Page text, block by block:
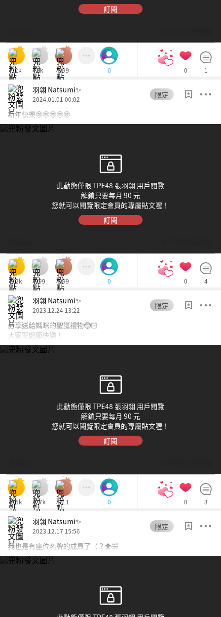
訂閱
12k 2k 999 0 0 1
羽翎 Natsumi✨
2024.01.01 00:02
限定
新年快樂🤩🤩🤩🤩🤩
此動態僅限 TPE48 張羽翎 用戶閱覽
解鎖只要每月 90 元
您就可以閱覽限定會員的專屬貼文喔！
訂閱
5.2k 999 999 0 0 4
羽翎 Natsumi✨
2023.12.24 13:22
限定
分享送給媽咪的聖誕禮物🤶🏻
大家聖誕節快樂！
此動態僅限 TPE48 張羽翎 用戶閱覽
解鎖只要每月 90 元
您就可以閱覽限定會員的專屬貼文喔！
訂閱
7.5k 1.7k 711 0 0 3
羽翎 Natsumi✨
2023.12.17 15:56
限定
我也是有座位名牌的成員了（？🐥🤣